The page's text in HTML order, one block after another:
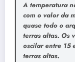
A temperatura
com o valor da
quase todo o
terras altas. Os
oscilar entre 15
terras altas.